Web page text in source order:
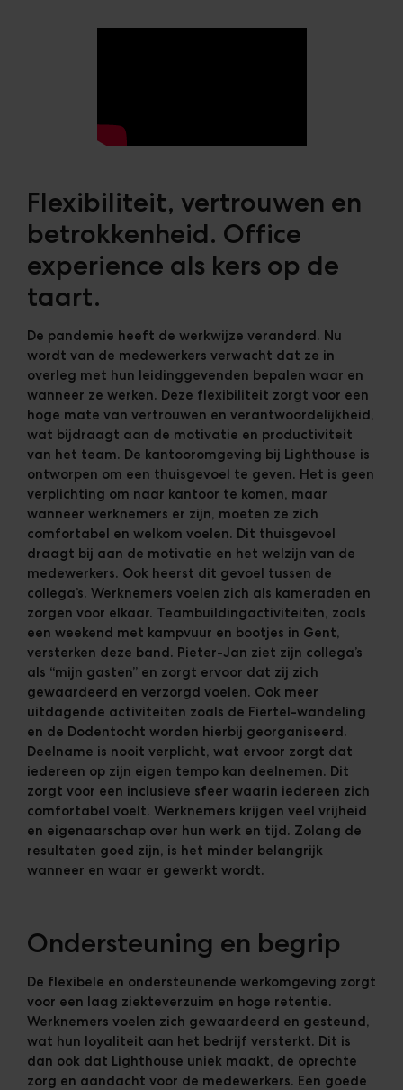
Flexibiliteit, vertrouwen en
betrokkenheid. Office
experience als kers op de
taart.
De pandemie heeft de werkwijze veranderd. Nu
wordt van de medewerkers verwacht dat ze in
overleg met hun leidinggevenden bepalen waar en
wanneer ze werken. Deze flexibiliteit zorgt voor een
hoge mate van vertrouwen en verantwoordelijkheid,
wat bijdraagt aan de motivatie en productiviteit
van het team. De kantooromgeving bij Lighthouse is
ontworpen om een thuisgevoel te geven. Het is geen
verplichting om naar kantoor te komen, maar
wanneer werknemers er zijn, moeten ze zich
comfortabel en welkom voelen. Dit thuisgevoel
draagt bij aan de motivatie en het welzijn van de
medewerkers. Ook heerst dit gevoel tussen de
collega’s. Werknemers voelen zich als kameraden en
zorgen voor elkaar. Teambuildingactiviteiten, zoals
een weekend met kampvuur en bootjes in Gent,
versterken deze band. Pieter-Jan ziet zijn collega’s
als “mijn gasten” en zorgt ervoor dat zij zich
gewaardeerd en verzorgd voelen. Ook meer
uitdagende activiteiten zoals de Fiertel-wandeling
en de Dodentocht worden hierbij georganiseerd.
Deelname is nooit verplicht, wat ervoor zorgt dat
iedereen op zijn eigen tempo kan deelnemen. Dit
zorgt voor een inclusieve sfeer waarin iedereen zich
comfortabel voelt. Werknemers krijgen veel vrijheid
en eigenaarschap over hun werk en tijd. Zolang de
resultaten goed zijn, is het minder belangrijk
wanneer en waar er gewerkt wordt.
Ondersteuning en begrip
De flexibele en ondersteunende werkomgeving zorgt
voor een laag ziekteverzuim en hoge retentie.
Werknemers voelen zich gewaardeerd en gesteund,
wat hun loyaliteit aan het bedrijf versterkt. Dit is
dan ook dat Lighthouse uniek maakt, de oprechte
zorg en aandacht voor de medewerkers. Een goede